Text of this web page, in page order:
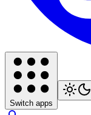
Switch apps